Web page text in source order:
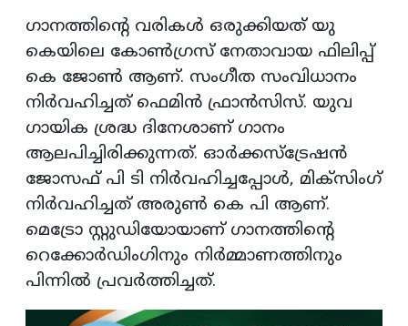
ഗാനത്തിന്റെ വരികള്‍ ഒരുക്കിയത് യു
കെയിലെ കോണ്‍ഗ്രസ് നേതാവായ ഫിലിപ്പ്
കെ ജോണ്‍ ആണ്. സംഗീത സംവിധാനം
നിര്‍വഹിച്ചത് ഫെമിന്‍ ഫ്രാന്‍സിസ്. യുവ
ഗായിക ശ്രദ്ധ ദിനേശാണ് ഗാനം
ആലപിച്ചിരിക്കുന്നത്. ഓര്‍ക്കസ്‌ട്രേഷന്‍
ജോസഫ് പി ടി നിര്‍വഹിച്ചപ്പോള്‍, മിക്‌സിംഗ്
നിര്‍വഹിച്ചത് അരുണ്‍ കെ പി ആണ്.
മെട്രോ സ്റ്റുഡിയോയാണ് ഗാനത്തിന്റെ
റെക്കോര്‍ഡിംഗിനും നിര്‍മ്മാണത്തിനും
പിന്നില്‍ പ്രവര്‍ത്തിച്ചത്.